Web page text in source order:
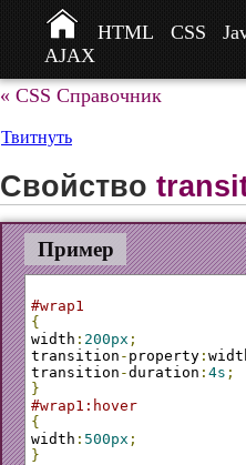
HTML CSS
AJAX
« CSS Справочник
Твитнуть
Свойство
Пример
#wrap1
{
width : 200px ;
transition - property :
transition -duration : 4s ;
}
#wrap1:hover
{
width : 500px ;
}